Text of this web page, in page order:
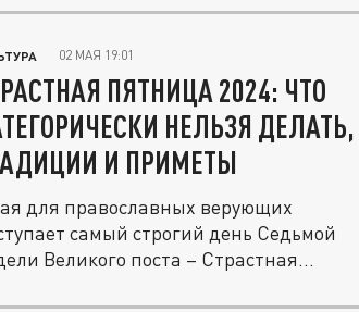
02 МАЯ 19:01
ПЯТНИЦА 2024: ЧТО
НЕЛЬЗЯ ДЕЛАТЬ,
И ПРИМЕТЫ
для православных верующих
самый строгий день Седьмой
Великого поста – Страстная...